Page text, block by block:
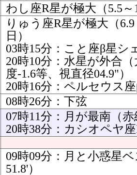
わし座R星が極大（5.5
りゅう座R星が極大（
日）
03時15分：こと座β星シ
20時10分：水星が外合
度-1.6等、視直径04.9"）
20時16分：ペルセウス
08時26分：下弦
07時11分：月が最南（赤
20時38分：カシオペヤ
09時09分：月と小惑星
51.8'）